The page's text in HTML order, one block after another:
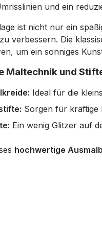
und ein
ist nicht nur ein
verbessern. Die
um ein sonniges
Maltechnik und
Ideal für die
Sorgen für kräftige
Ein wenig Glitzer auf
hochwertige